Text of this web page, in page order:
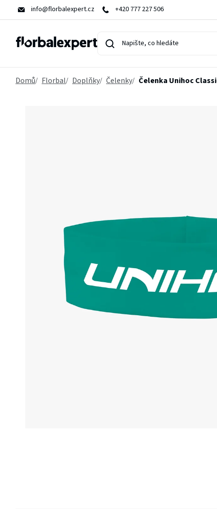
Přejít
na
+420 777 227 506
info@florbalexpert.cz
Domů Florbal Doplňky Čelenky Čelenka Unihoc